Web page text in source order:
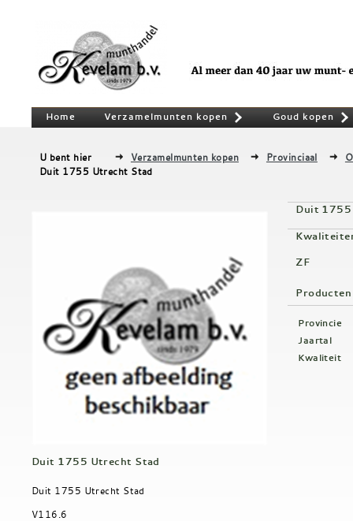
Home Verzamelmunten kopen Goud kopen
U bent hier Verzamelmunten kopen Provinciaal
Duit 1755 Utrecht Stad
Duit 1755 Utrecht Stad
Duit 1755 Utrecht Stad
V116.6
Duit
ZF
Provincie
Jaartal
Kwaliteit